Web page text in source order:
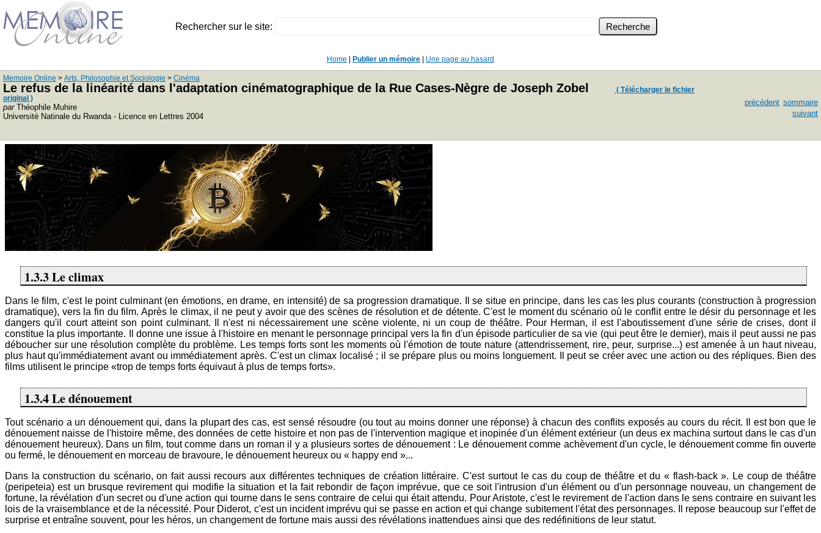
Rechercher sur le site:
Home Publier un mémoire Une page au hasard
Memoire Online > Arts, Philosophie et Sociologie > Cinéma
Le refus de la linéarité dans l'adaptation cinématographique de la Rue Cases-Nègre de Joseph Zobel
( Télécharger le fichier
original )
parThéophile Muhire
Université Natinale du Rwanda - Licence en Lettres 2004
précédent sommaire
suivant
1.3.3 Le climax
Dans le film, c'est le point culminant (en émotions, en drame, en intensité) de sa progression dramatique. Il se situe en principe, dans les cas les plus courants (construction à progression
dramatique), vers la fin du film. Après le climax, il ne peut y avoir que des scènes de résolution et de détente. C'est le moment du scénario où le conflit entre le désir du personnage et les
dangers qu'il court atteint son point culminant. Il n'est ni nécessairement une scène violente, ni un coup de théâtre. Pour Herman, il est l'aboutissement d'une série de crises, dont il
constitue la plus importante. Il donne une issue à l'histoire en menant le personnage principal vers la fin d'un épisode particulier de sa vie (qui peut être le dernier), mais il peut aussi ne pas
déboucher sur une résolution complète du problème. Les temps forts sont les moments où l'émotion de toute nature (attendrissement, rire, peur, surprise...) est amenée à un haut niveau,
plus haut qu'immédiatement avant ou immédiatement après. C'est un climax localisé ; il se prépare plus ou moins longuement. Il peut se créer avec une action ou des répliques. Bien des
films utilisent le principe «trop de temps forts équivaut à plus de temps forts».
1.3.4 Le dénouement
Tout scénario a un dénouement qui, dans la plupart des cas, est sensé résoudre (ou tout au moins donner une réponse) à chacun des conflits exposés au cours du récit. Il est bon que le
dénouement naisse de l'histoire même, des données de cette histoire et non pas de l'intervention magique et inopinée d'un élément extérieur (un deus ex machina surtout dans le cas d'un
dénouement heureux). Dans un film, tout comme dans un roman il y a plusieurs sortes de dénouement : Le dénouement comme achèvement d'un cycle, le dénouement comme fin ouverte
ou fermé, le dénouement en morceau de bravoure, le dénouement heureux ou « happy end »...
Dans la construction du scénario, on fait aussi recours aux différentes techniques de création littéraire. C'est surtout le cas du coup de théâtre et du « flash-back ». Le coup de théâtre
(peripeteia) est un brusque revirement qui modifie la situation et la fait rebondir de façon imprévue, que ce soit l'intrusion d'un élément ou d'un personnage nouveau, un changement de
fortune, la révélation d'un secret ou d'une action qui tourne dans le sens contraire de celui qui était attendu. Pour Aristote, c'est le revirement de l'action dans le sens contraire en suivant les
lois de la vraisemblance et de la nécessité. Pour Diderot, c'est un incident imprévu qui se passe en action et qui change subitement l'état des personnages. Il repose beaucoup sur l'effet de
surprise et entraîne souvent, pour les héros, un changement de fortune mais aussi des révélations inattendues ainsi que des redéfinitions de leur statut.